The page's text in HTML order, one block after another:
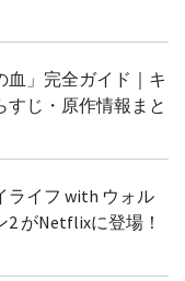
」完全ガイド｜キ
すじ・原作情報まと
ライフ with ウォル
がNetflixに登場！